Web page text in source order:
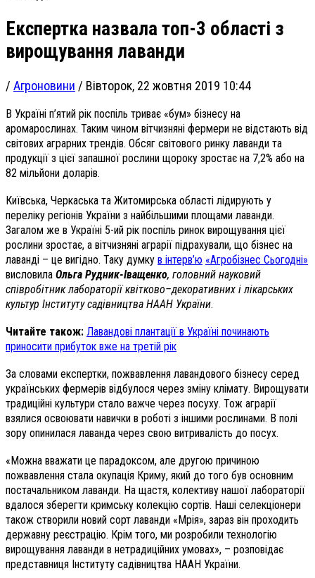
Експертка назвала топ-3 області з
вирощування лаванди
/ Агроновини / Вівторок, 22 жовтня 2019 10:44
В Україні п’ятий рік поспіль триває «бум» бізнесу на
аромарослинах. Таким чином вітчизняні фермери не відстають від
світових аграрних трендів. Обсяг світового ринку лаванди та
продукції з цієї запашної рослини щороку зростає на 7,2% або на
82 мільйони доларів.
Київська, Черкаська та Житомирська області лідирують у
переліку регіонів України з найбільшими площами лаванди.
Загалом же в Україні 5-ий рік поспіль ринок вирощування цієї
рослини зростає, а вітчизняні аграрії підрахували, що бізнес на
лаванді – це вигідно. Таку думку в інтерв’ю «Агробізнес Сьогодні»
висловила Ольга Рудник-Іващенко, головний науковий
співробітник лабораторії квітково–декоративних і лікарських
культур Інституту садівництва НААН України.
Читайте також: Лавандові плантації в Україні починають
приносити прибуток вже на третій рік
За словами експертки, пожвавлення лавандового бізнесу серед
українських фермерів відбулося через зміну клімату. Вирощувати
традиційні культури стало важче через посуху. Тож аграрії
взялися освоювати навички в роботі з іншими рослинами. В полі
зору опинилася лаванда через свою витривалість до посух.
«Можна вважати це парадоксом, але другою причиною
пожвавлення стала окупація Криму, який до того був основним
постачальником лаванди. На щастя, колективу нашої лабораторії
вдалося зберегти кримську колекцію сортів. Наші селекціонери
також створили новий сорт лаванди «Мрія», зараз він проходить
державну реєстрацію. Крім того, ми розробили технологію
вирощування лаванди в нетрадиційних умовах», – розповідає
представниця Інституту садівництва НААН України.